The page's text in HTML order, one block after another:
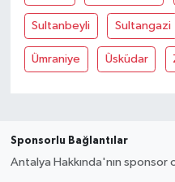
Sultanbeyli Sultangazi
Ümraniye Üsküdar
Sponsorlu Bağlantılar
Antalya Hakkında'nın sponsor